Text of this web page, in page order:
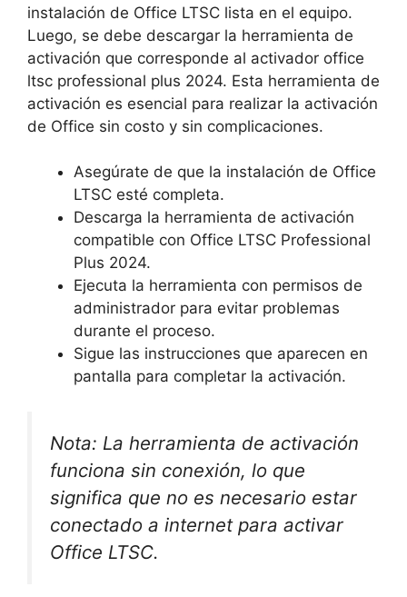
instalación de Office LTSC lista en el equipo.
Luego, se debe descargar la herramienta de
activación que corresponde al activador office
ltsc professional plus 2024. Esta herramienta de
activación es esencial para realizar la activación
de Office sin costo y sin complicaciones.
Asegúrate de que la instalación de Office
LTSC esté completa.
Descarga la herramienta de activación
compatible con Office LTSC Professional
Plus 2024.
Ejecuta la herramienta con permisos de
administrador para evitar problemas
durante el proceso.
Sigue las instrucciones que aparecen en
pantalla para completar la activación.
Nota: La herramienta de activación
funciona sin conexión, lo que
significa que no es necesario estar
conectado a internet para activar
Office LTSC.